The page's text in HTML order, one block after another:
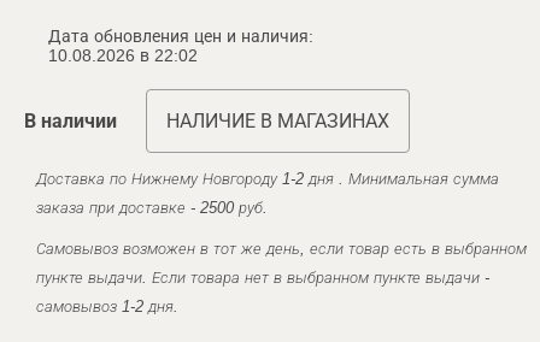
Дата обновления цен и наличия:
10.08.2026 в 22:02
В наличии НАЛИЧИЕ В МАГАЗИНАХ
Доставка по Нижнему Новгороду 1-2 дня . Минимальная сумма
заказа при доставке - 2500 руб.
Самовывоз возможен в тот же день, если товар есть в выбранном
пункте выдачи. Если товара нет в выбранном пункте выдачи -
самовывоз 1-2 дня.